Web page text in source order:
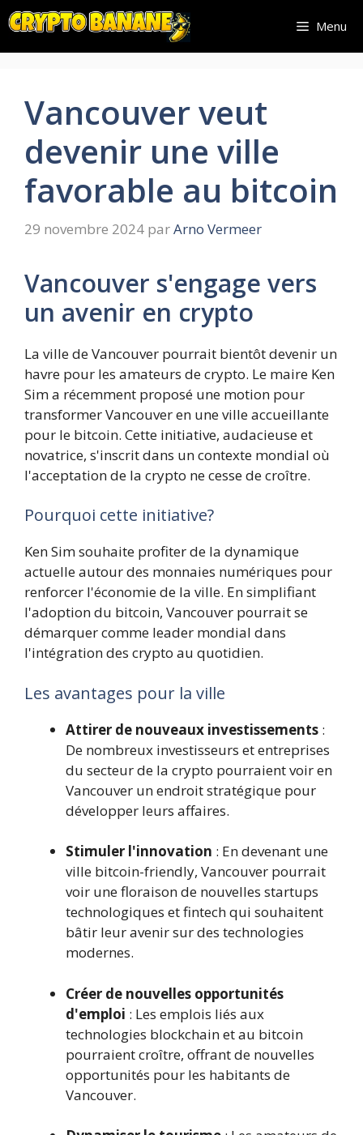
Aller
au
contenu
Menu
Vancouver veut
devenir une ville
favorable au bitcoin
29 novembre 2024 parArno Vermeer
Vancouver s'engage vers
un avenir en crypto
La ville de Vancouver pourrait bientôt devenir un
havre pour les amateurs de crypto. Le maire Ken
Sim a récemment proposé une motion pour
transformer Vancouver en une ville accueillante
pour le bitcoin. Cette initiative, audacieuse et
novatrice, s'inscrit dans un contexte mondial où
l'acceptation de la crypto ne cesse de croître.
Pourquoi cette initiative?
Ken Sim souhaite profiter de la dynamique
actuelle autour des monnaies numériques pour
renforcer l'économie de la ville. En simplifiant
l'adoption du bitcoin, Vancouver pourrait se
démarquer comme leader mondial dans
l'intégration des crypto au quotidien.
Les avantages pour la ville
Attirer de nouveaux investissements :
De nombreux investisseurs et entreprises
du secteur de la crypto pourraient voir en
Vancouver un endroit stratégique pour
développer leurs affaires.
Stimuler l'innovation : En devenant une
ville bitcoin-friendly, Vancouver pourrait
voir une floraison de nouvelles startups
technologiques et fintech qui souhaitent
bâtir leur avenir sur des technologies
modernes.
Créer de nouvelles opportunités
d'emploi : Les emplois liés aux
technologies blockchain et au bitcoin
pourraient croître, offrant de nouvelles
opportunités pour les habitants de
Vancouver.